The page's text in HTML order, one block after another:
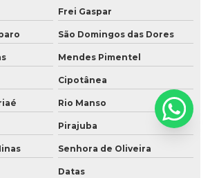
Frei Gaspar
São Domingos das Dores
Mendes Pimentel
Cipotânea
Rio Manso
Pirajuba
Senhora de Oliveira
Datas